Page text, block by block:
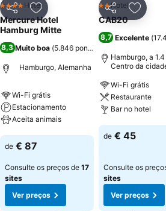
PartilharAdicionar aos favoritos
4 EstrelasHotel
Mercure Hotel
Hamburg Mitte
8,3Muito boa (5.846 pontuações
Hamburgo, Alemanha
Wi-Fi grátis
Estacionamento
Aceita animais
Ver preços
de € 87
Consulte os preços de 17
sites
Ver preços
Partilhar
2 Estrelas
Hotel
CAB20
8,7 Excelente (
Hamburgo, a
Centro da
Wi-Fi grátis
Restaurante
Bar no hotel
Ver preços
de € 45
Consulte os
sites
Ver preços